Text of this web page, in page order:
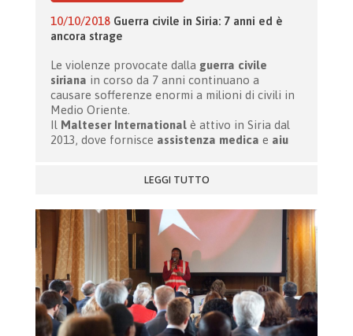
10/10/2018 Guerra civile in Siria: 7 anni ed è
ancora strage
Le violenze provocate dalla guerra civile
siriana in corso da 7 anni continuano a
causare sofferenze enormi a milioni di civili in
Medio Oriente.
Il Malteser Internationalè attivo in Siria dal
2013, dove fornisce assistenza medica e aiu
LEGGI TUTTO